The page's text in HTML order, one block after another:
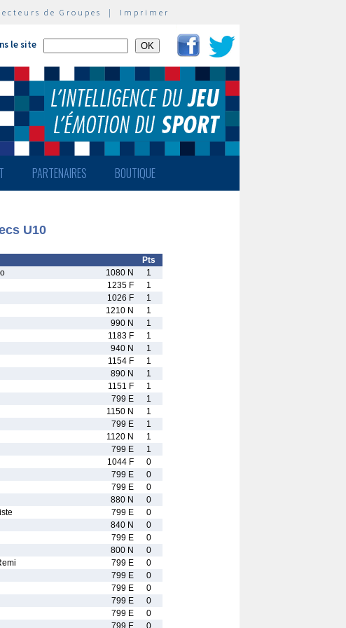
de Groupes | Imprimer
le site
PARTENAIRES BOUTIQUE
U10
Pts
1080 N
1
1235 F
1
1026 F
1
1210 N
1
990 N
1
1183 F
1
940 N
1
1154 F
1
890 N
1
1151 F
1
799 E
1
1150 N
1
799 E
1
1120 N
1
799 E
1
1044 F
0
799 E
0
799 E
0
880 N
0
799 E
0
840 N
0
799 E
0
800 N
0
799 E
0
799 E
0
799 E
0
799 E
0
799 E
0
799 E 0